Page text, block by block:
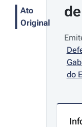
Ato
Original
do